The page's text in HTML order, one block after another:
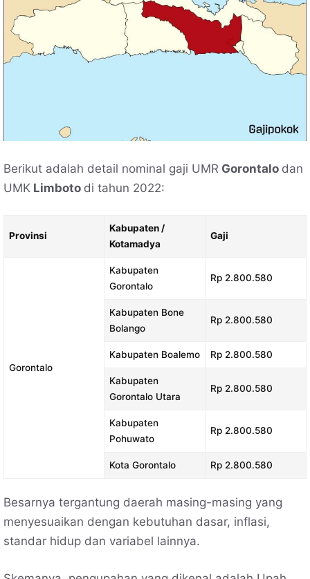
Berikut adalah detail nominal gaji UMR Gorontalo dan
UMK Limboto di tahun 2022:
Provinsi
Kabupaten /
Kotamadya
Gaji
Gorontalo
Kabupaten
Gorontalo
Rp 2.800.580
Kabupaten Bone
Bolango
Rp 2.800.580
Kabupaten Boalemo Rp 2.800.580
Kabupaten
Gorontalo Utara
Rp 2.800.580
Kabupaten
Pohuwato
Rp 2.800.580
Kota Gorontalo Rp 2.800.580
Besarnya tergantung daerah masing-masing yang
menyesuaikan dengan kebutuhan dasar, inflasi,
standar hidup dan variabel lainnya.